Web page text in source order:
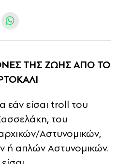
ΤΗΣ ΖΩΗΣ ΑΠΟ ΤΟ
εάν είσαι troll του
του
Αστυνομικών,
ή απλών Αστυνομικών.